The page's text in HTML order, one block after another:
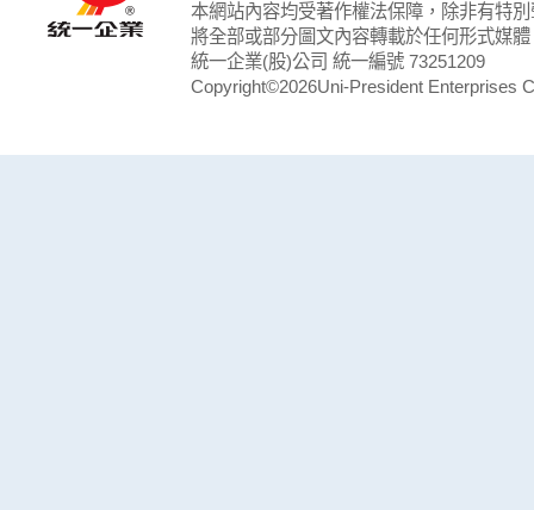
本網站內容均受著作權法保障，除非有特
將全部或部分圖文內容轉載於任何形式媒體
統一企業(股)公司 統一編號 73251209
Copyright©2026Uni-President Enterprises